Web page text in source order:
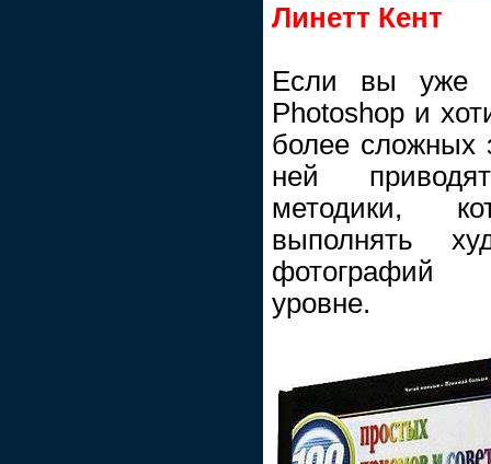
Линетт Кент
Если вы уже
Photoshop и
более сложных
ней
методики,
выполнять
фотографий
уровне.